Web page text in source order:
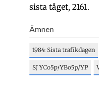
sista tåget, 2161.
Ämnen
1984: Sista trafikdagen
SJ YCo5p/YBo5p/YP